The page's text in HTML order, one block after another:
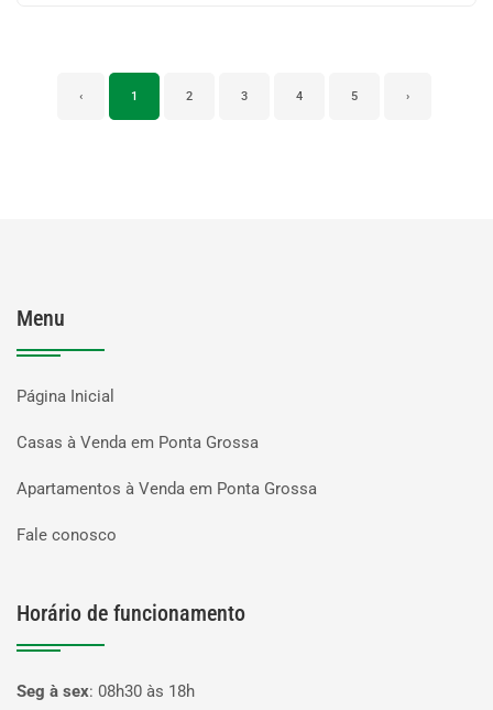
‹ 1 2 3 4 5 ›
Menu
Página Inicial
Casas à Venda em Ponta Grossa
Apartamentos à Venda em Ponta Grossa
Fale conosco
Horário de funcionamento
Seg à sex: 08h30 às 18h